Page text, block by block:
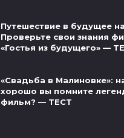
Путешествие в будущее
Проверьте свои знания
«Гостья из будущего» —
«Свадьба в Малиновке»:
хорошо вы помните
фильм? — ТЕСТ